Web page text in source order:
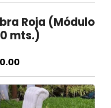
Roja (Módulo
mts.)